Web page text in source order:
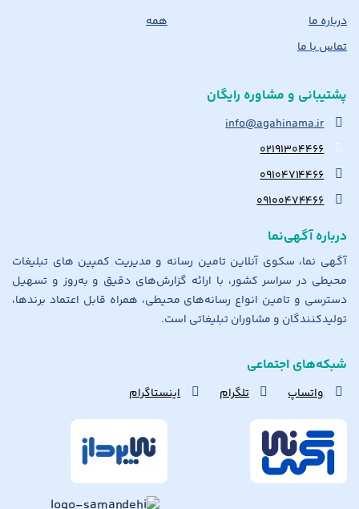
درباره ما
تماس با ما
همه
پشتیبانی و مشاوره رایگان
info@agahinama.ir
۰۲۱۹۱۳۰۴۴۶۶
۰۹۱۰۴۷۱۴۴۶۶
۰۹۱۰۰۴۷۴۴۶۶
درباره آگهی‌نما
آگهی نما، سکوی آنلاین تامین رسانه و مدیریت کمپین های تبلیغات
محیطی در سراسر کشور، با ارائه گزارش‌های دقیق و به‌روز و تسهیل
دسترسی و تامین انواع رسانه‌های محیطی، همراه قابل اعتماد برندها،
تولیدکنندگان و مشاوران تبلیغاتی است.
شبکه‌های اجتماعی
واتساپ تلگرام اینستاگرام